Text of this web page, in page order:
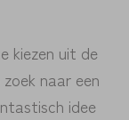
kiezen uit de
naar een
idee